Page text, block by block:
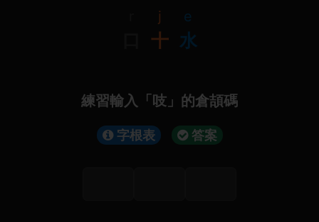
j
十
e
水
練習輸入「吱」的倉頡碼
字根表 答案